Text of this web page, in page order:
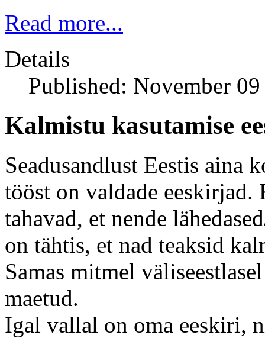
Read more...
Details
Published: November
Kalmistu kasutamise
Seadusandlust Eestis aina
tööst on valdade eeskirjad.
tahavad, et nende
on tähtis, et nad teaksid
Samas mitmel
maetud.
Igal vallal on oma eeskiri,